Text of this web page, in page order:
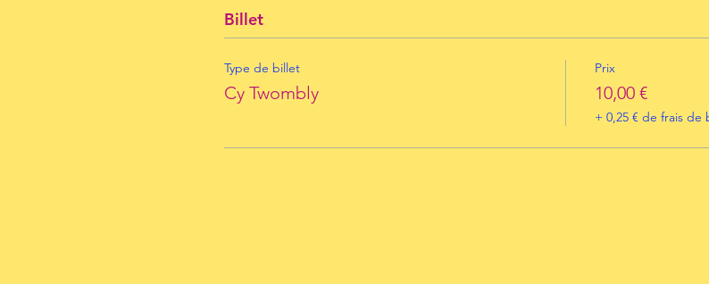
Billet
Type de billet
Cy Twombly
Prix
10,00 €
+ 0,25 € de frais de